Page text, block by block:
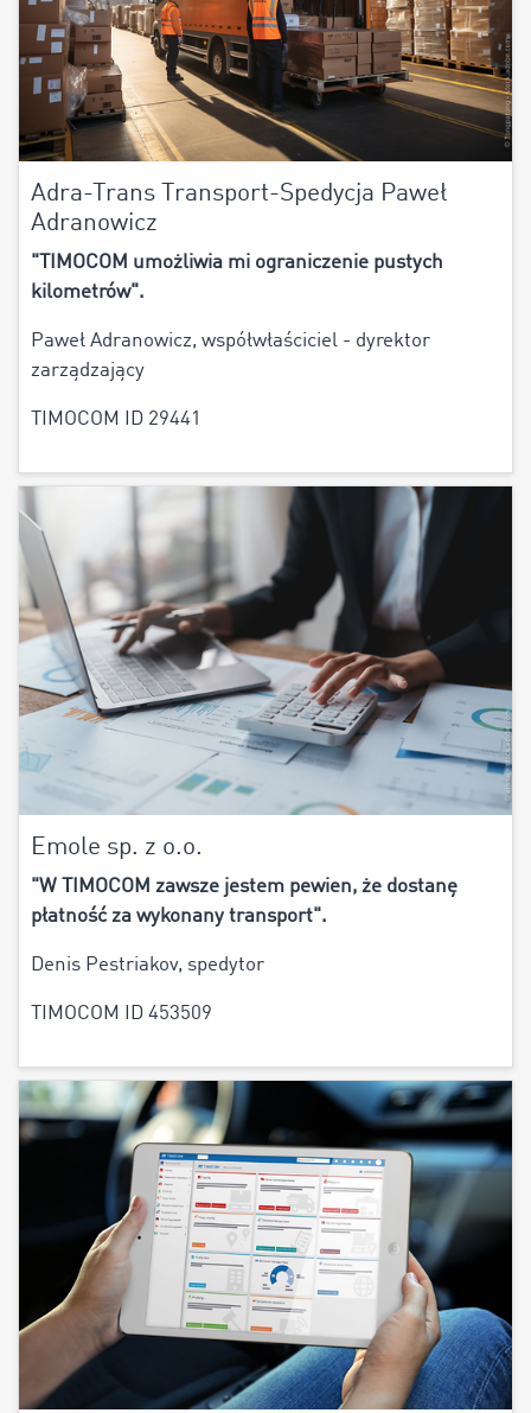
Adra-Trans Transport-Spedycja Paweł
Adranowicz
"TIMOCOM umożliwia mi ograniczenie pustych
kilometrów".
Paweł Adranowicz, współwłaściciel - dyrektor
zarządzający
TIMOCOM ID 29441
Emole sp. z o.o.
"W TIMOCOM zawsze jestem pewien, że dostanę
płatność za wykonany transport".
Denis Pestriakov, spedytor
TIMOCOM ID 453509